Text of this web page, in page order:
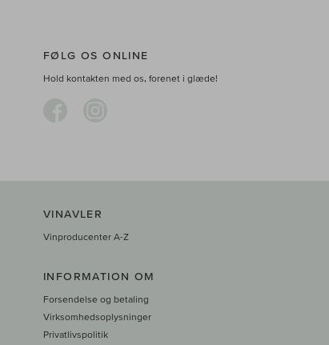
FØLG OS ONLINE
Hold kontakten med os, forenet i glæde!
VINAVLER
Vinproducenter A-Z
INFORMATION OM
Forsendelse og betaling
Virksomhedsoplysninger
Privatlivspolitik